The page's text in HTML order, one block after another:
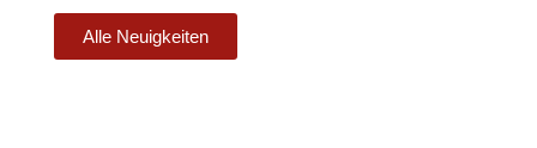
Alle Neuigkeiten